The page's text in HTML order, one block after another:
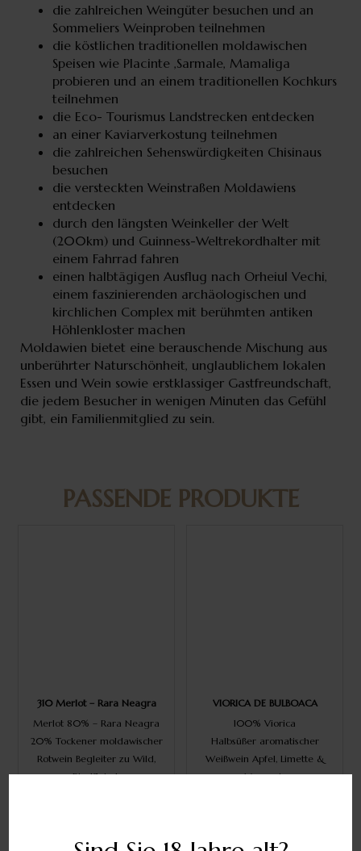
die zahlreichen Weingüter besuchen und an
Sommeliers Weinproben teilnehmen
die köstlichen traditionellen moldawischen
Speisen wie Placinte ,Sarmale, Mamaliga
probieren und an einem traditionellen Kochkurs
teilnehmen
die Eco- Tourismus Landstrecken entdecken
an einer Kaviarverkostung teilnehmen
die zahlreichen Sehenswürdigkeiten Chisinaus
besuchen
die versteckten Weinstraßen Moldawiens
entdecken
durch den längsten Weinkeller der Welt
(200km) und Guinness-Weltrekordhalter mit
einem Fahrrad fahren
einen halbtägigen Ausflug nach Orheiul Vechi,
einem faszinierenden archäologischen und
kirchlichen Complex mit berühmten antiken
Höhlenkloster machen
Moldawien bietet eine berauschende Mischung aus
unberührter Naturschönheit, unglaublichem lokalen
Essen und Wein sowie erstklassiger Gastfreundschaft,
die jedem Besucher in wenigen Minuten das Gefühl
gibt, ein Familienmitglied zu sein.
PASSENDE PRODUKTE
310 Merlot – Rara Neagra
Merlot 80% – Rara Neagra
20% Tockener moldawischer
Rotwein Begleiter zu Wild,
Rindfleisch
VIORICA DE BULBOACA
100% Viorica
Halbsüßer aromatischer
Weißwein Apfel, Limette &
Maracuja